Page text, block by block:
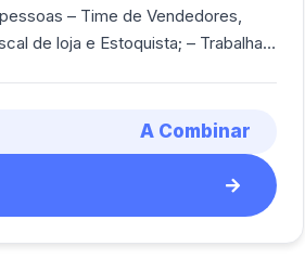
– Time de Vendedores,
de loja e Estoquista; – Trabalhar
A Combinar